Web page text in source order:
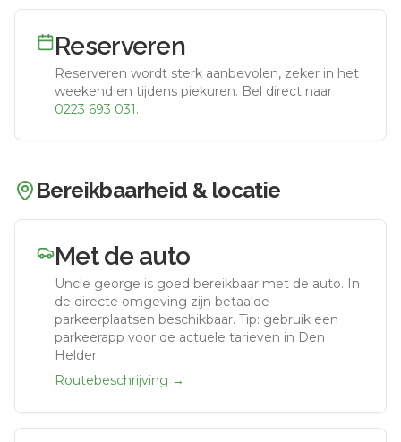
Reserveren
Reserveren wordt sterk aanbevolen, zeker in het
weekend en tijdens piekuren. Bel direct naar
0223 693 031.
Bereikbaarheid & locatie
Met de auto
Uncle george is goed bereikbaar met de auto. In
de directe omgeving zijn betaalde
parkeerplaatsen beschikbaar. Tip: gebruik een
parkeerapp voor de actuele tarieven in Den
Helder.
Routebeschrijving →